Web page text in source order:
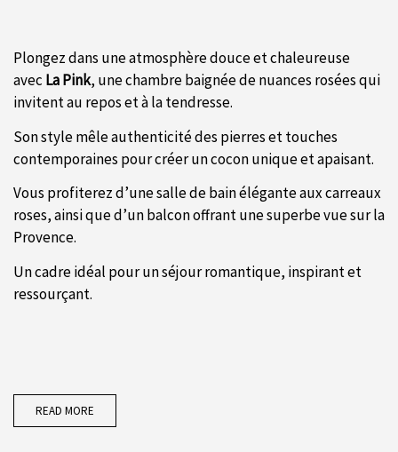
Plongez dans une atmosphère douce et chaleureuse
avec La Pink, une chambre baignée de nuances rosées qui
invitent au repos et à la tendresse.
Son style mêle authenticité des pierres et touches
contemporaines pour créer un cocon unique et apaisant.
Vous profiterez d’une salle de bain élégante aux carreaux
roses, ainsi que d’un balcon offrant une superbe vue sur la
Provence.
Un cadre idéal pour un séjour romantique, inspirant et
ressourçant.
READ MORE